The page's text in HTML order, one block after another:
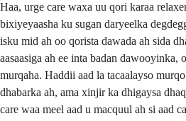
Haa, urge care waxa uu qori karaa
bixiyeyaasha ku sugan daryeelka
isku mid ah oo qorista dawada ah sida
aasaasiga ah ee inta badan dawooyinka,
murqaha. Haddii aad la tacaalayso
dhabarka ah, ama xinjir ka dhigaysa
care waa meel aad u macquul ah si aad